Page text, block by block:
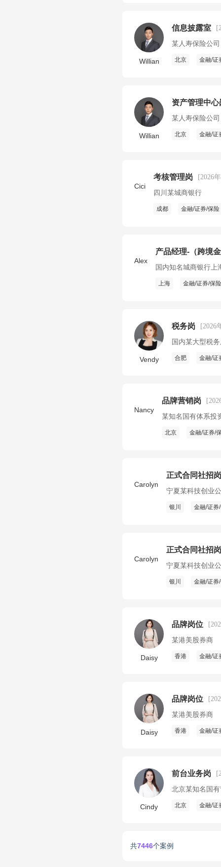
Willian
信息披露室
某人寿保险公司
北京 金融/证
Willian
资产管理中心
某人寿保险公司
北京 金融/证
Cici
考核管理岗 [2026
四川某城商银行
成都 金融/证券/保险
Alex
产品经理-（跨境
国内知名城商银行上
上海 金融/证券/保险
Vendy
税务岗 [2026
国内某大型税
合肥 金融/证
Nancy
品牌营销岗
某知名国有体系投
北京 金融/证券/
Carolyn
正式合同社招
宁夏某科技创业
银川 金融/证券
Carolyn
正式合同社招
宁夏某科技创业
银川 金融/证券
Daisy
品牌岗位
某港美股券商
香港 金融/证
Daisy
品牌岗位
某港美股券商
香港 金融/证
Cindy
前台业务岗
北京某知名国
北京 金融/证
共7446个案例